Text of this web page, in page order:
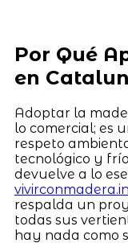
Por Qué
en
Adoptar la
lo comercial; es
respeto
tecnológico y
devuelve a lo
respalda un
todas sus
hay nada como